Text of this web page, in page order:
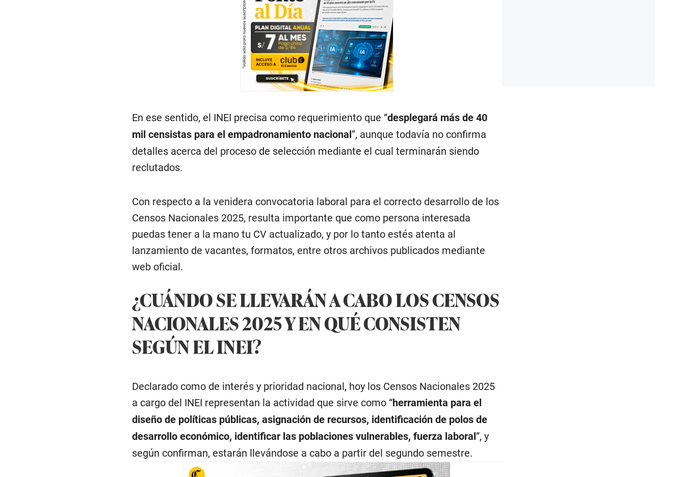
En ese sentido, el INEI precisa como requerimiento que “desplegará más de 40
mil censistas para el empadronamiento nacional”, aunque todavía no confirma
detalles acerca del proceso de selección mediante el cual terminarán siendo
reclutados.
Con respecto a la venidera convocatoria laboral para el correcto desarrollo de los
Censos Nacionales 2025, resulta importante que como persona interesada
puedas tener a la mano tu CV actualizado, y por lo tanto estés atenta al
lanzamiento de vacantes, formatos, entre otros archivos publicados mediante
web oficial.
¿CUÁNDO SE LLEVARÁN A CABO LOS CENSOS
NACIONALES 2025 Y EN QUÉ CONSISTEN
SEGÚN EL INEI?
Declarado como de interés y prioridad nacional, hoy los Censos Nacionales 2025
a cargo del INEI representan la actividad que sirve como “herramienta para el
diseño de políticas públicas, asignación de recursos, identificación de polos de
desarrollo económico, identificar las poblaciones vulnerables, fuerza laboral”, y
según confirman, estarán llevándose a cabo a partir del segundo semestre.